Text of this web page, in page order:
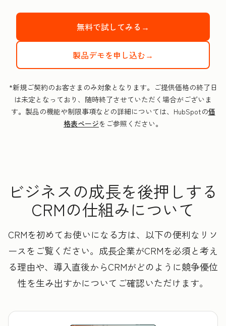
無料で試してみる→
製品デモを申し込む→
*新規ご契約のお客さまのみ対象となります。ご提供価格の終了日
は未定となっており、随時終了させていただく場合がございま
す。製品の機能や制限事項などの詳細については、HubSpotの価
格表ページをご参照ください。
ビジネスの成長を後押しする
CRMの仕組みについて
CRMを初めてお使いになる方は、以下の便利なリソ
ースをご覧ください。成長企業がCRMを必須と考え
る理由や、導入直後からCRMがどのように競争優位
性を生み出すかについてご確認いただけます。